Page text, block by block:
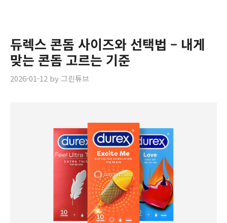
듀렉스 콘돔 사이즈와 선택법 – 내게
맞는 콘돔 고르는 기준
2026-01-12 by그린튜브